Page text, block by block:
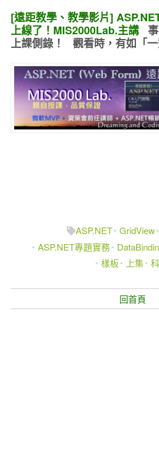
[遠距教學、教學影片]
上線了！MIS2000Lab.主講
上課側錄！ 觀看時，有如 「
ASP.NET GridView
ASP.NET專題實務
樣板
上集
回首頁